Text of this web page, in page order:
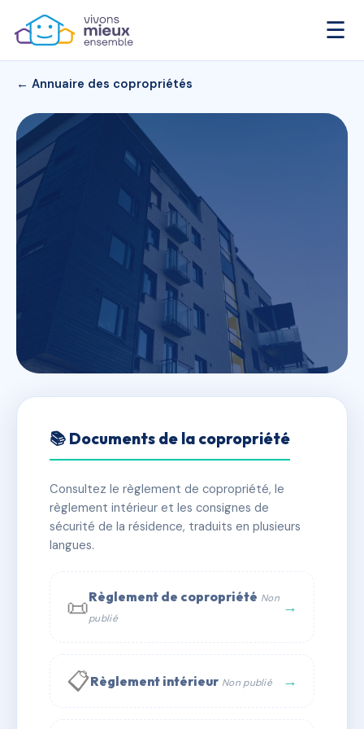
☰
← Annuaire des copropriétés
SDC 21 RUE EDMOND BLOUD
✓ Immatriculée 🏠 15 lots 🏗 1 bâtiment(s)
📞 Contacter Syndic Digital
📚 Documents de la copropriété
Consultez le règlement de copropriété, le
règlement intérieur et les consignes de
sécurité de la résidence, traduits en plusieurs
langues.
📜Règlement de copropriété Non
publié
→
📋Règlement intérieur Non publié →